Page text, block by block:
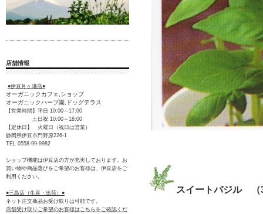
スイートバジル （
店舗情報
●伊豆月ヶ瀬店●
オーガニックカフェ,ショップ
オーガニックハーブ園,ドッグテラス
【営業時間】平日 10:00～17:00
土日祝 10:00～18:00
【定休日】 火曜日（祝日は営業）
静岡県伊豆市門野原226-1
TEL 0558-99-9982
ショップ機能は伊豆店の方が充実しております。お
買い物や商品選びをご希望のお客様は、伊豆店をご
利用ください。
●三島店（生産・出荷）●
ネット注文商品お受け取りは可能です。
店舗受け取りご希望のお客様はこちらをご確認くだ